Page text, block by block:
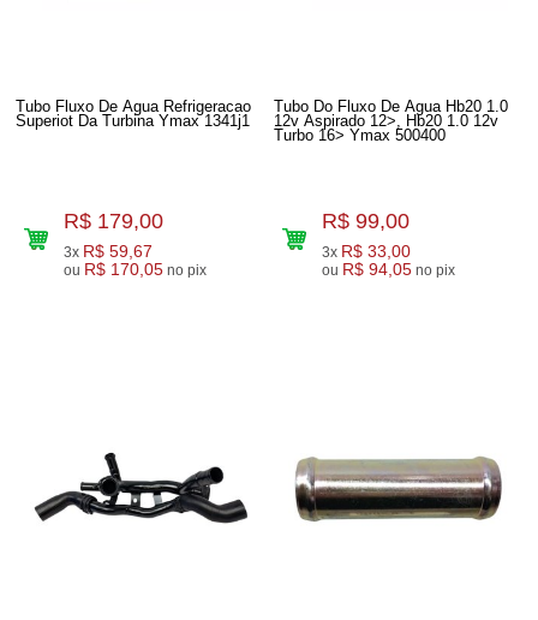
Tubo Fluxo De Agua Refrigeracao
Superiot Da Turbina Ymax 1341j1
R$ 179,00
3x R$ 59,67
ou R$ 170,05 no pix
Tubo Do Fluxo De Agua Hb20 1.0
12v Aspirado 12>, Hb20 1.0 12v
Turbo 16> Ymax 500400
R$ 99,00
3x R$ 33,00
ou R$ 94,05 no pix